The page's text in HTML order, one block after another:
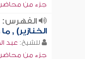
جزء من محاضرة
الفهرس:
الخنازير) ,
للشيخ: عبد
جزء من محاضرة